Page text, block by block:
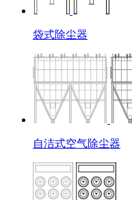
袋式除尘器
自洁式空气除尘器